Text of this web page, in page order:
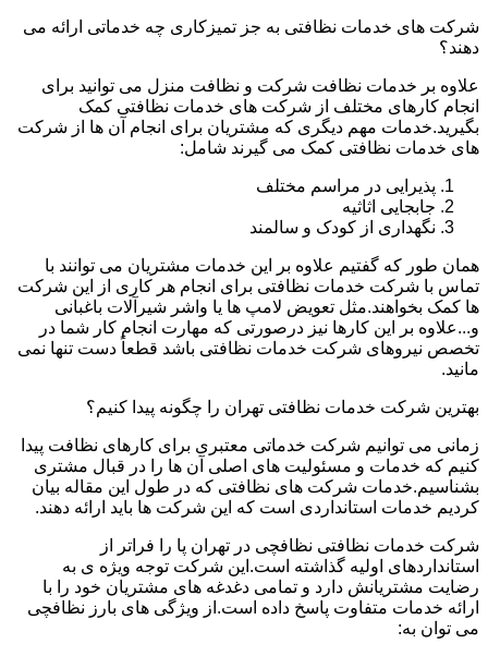
شرکت های خدمات نظافتی به جز تمیزکاری چه خدماتی ارائه می
دهند؟
علاوه بر خدمات نظافت شرکت و نظافت منزل می توانید برای
انجام کارهای مختلف از شرکت های خدمات نظافتی کمک
بگیرید.خدمات مهم دیگری که مشتریان برای انجام آن ها از شرکت
های خدمات نظافتی کمک می گیرند شامل:
پذیرایی در مراسم مختلف
جابجایی اثاثیه
نگهداری از کودک و سالمند
همان طور که گفتیم علاوه بر این خدمات مشتریان می توانند با
تماس با شرکت خدمات نظافتی برای انجام هر کاری از این شرکت
ها کمک بخواهند.مثل تعویض لامپ ها یا واشر شیرآلات باغبانی
و...علاوه بر این کارها نیز درصورتی که مهارت انجام کار شما در
تخصص نیروهای شرکت خدمات نظافتی باشد قطعاً دست تنها نمی
مانید.
بهترین شرکت خدمات نظافتی تهران را چگونه پیدا کنیم؟
زمانی می توانیم شرکت خدماتی معتبری برای کارهای نظافت پیدا
کنیم که خدمات و مسئولیت های اصلی آن ها را در قبال مشتری
بشناسیم.خدمات شرکت های نظافتی که در طول این مقاله بیان
کردیم خدمات استانداردی است که این شرکت ها باید ارائه دهند.
شرکت خدمات نظافتی نظافچی در تهران پا را فراتر از
استانداردهای اولیه گذاشته است.این شرکت توجه ویژه ی به
رضایت مشتریانش دارد و تمامی دغدغه های مشتریان خود را با
ارائه خدمات متفاوت پاسخ داده است.از ویژگی های بارز نظافچی
می توان به: